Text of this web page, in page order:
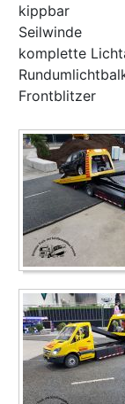
kippbar
Seilwinde
komplette
Frontblitzer